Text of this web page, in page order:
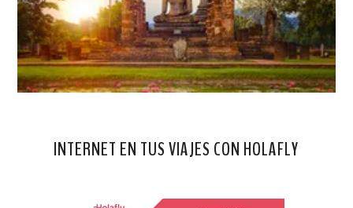
INTERNET EN TUS VIAJES CON HOLAFLY